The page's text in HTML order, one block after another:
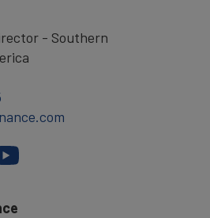
- Southern